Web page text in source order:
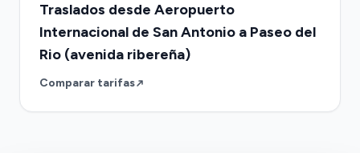
Traslados desde Aeropuerto
Internacional de San Antonio a Paseo del
Rio (avenida ribereña)
Comparar tarifas